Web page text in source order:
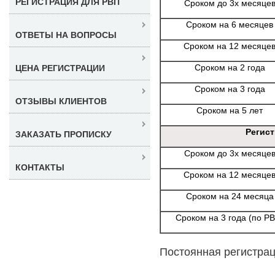
Сроком до 3х месяцев
Сроком на 6 месяцев
Сроком на 12 месяцев
Сроком на 2 года
Сроком на 3 года
Сроком на 5 лет
Сроком до 3х месяцев
Сроком на 12 месяцев
Сроком на 24 месяца
Сроком на 3 года (по
Постоянная
ОТВЕТЫ НА ВОПРОСЫ
ЦЕНА РЕГИСТРАЦИИ
ОТЗЫВЫ КЛИЕНТОВ
ЗАКАЗАТЬ ПРОПИСКУ
КОНТАКТЫ